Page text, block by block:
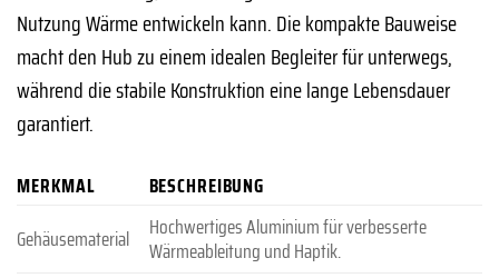
Nutzung Wärme entwickeln kann. Die kompakte Bauweise
macht den Hub zu einem idealen Begleiter für unterwegs,
während die stabile Konstruktion eine lange Lebensdauer
garantiert.
MERKMAL
BESCHREIBUNG
Gehäusematerial
Hochwertiges Aluminium für verbesserte
Wärmeableitung und Haptik.